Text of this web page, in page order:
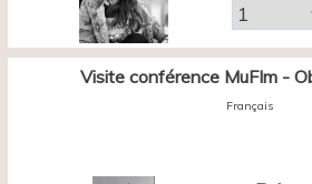
Visite conférence MuFIm -
Français